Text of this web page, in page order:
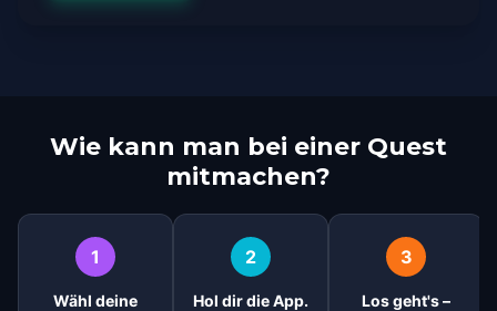
Wie kann man bei einer Quest
mitmachen?
1
Wähl deine
2
Hol dir die App.
3
Los geht's –